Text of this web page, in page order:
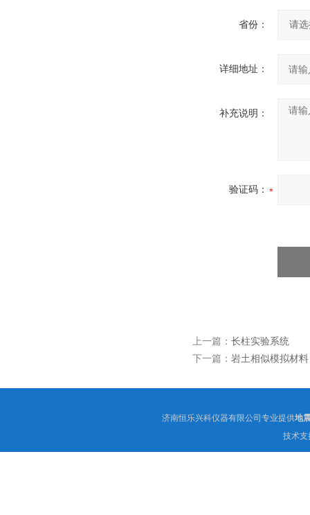
省份：
详细地址：
补充说明：
验证码：
上一篇： 长柱实验系统
下一篇： 岩土相似模拟材料
济南恒乐兴科仪器有限公司专业提供地
技术支